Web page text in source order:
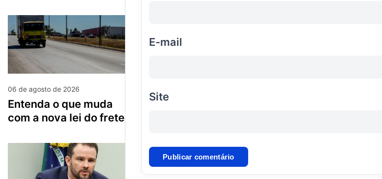
06 de agosto de 2026
entenda o que muda
com a nova lei do frete
E-mail
Site